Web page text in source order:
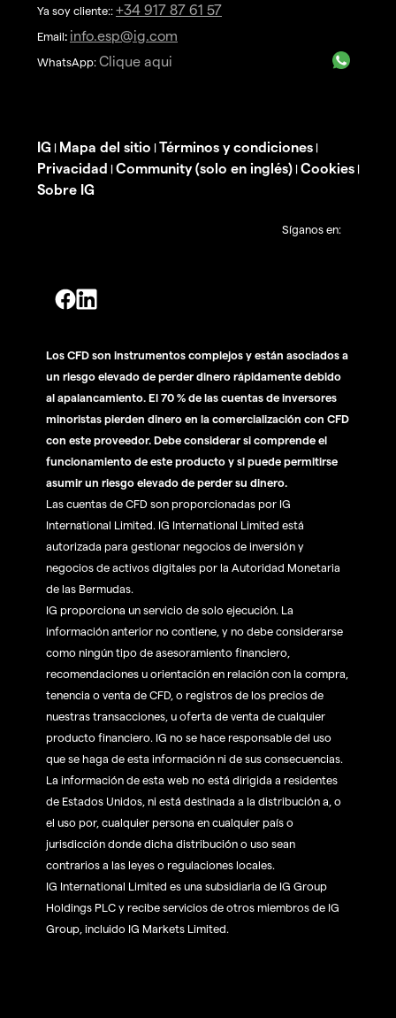
Ya soy cliente:: +34 917 87 61 57
Email: info.esp@ig.com
WhatsApp: Clique aqui
IG | Mapa del sitio | Términos y condiciones |
Privacidad | Community (solo en inglés) | Cookies |
Sobre IG
Síganos en:
Los CFD son instrumentos complejos y están asociados a
un riesgo elevado de perder dinero rápidamente debido
al apalancamiento. El 70 % de las cuentas de inversores
minoristas pierden dinero en la comercialización con CFD
con este proveedor. Debe considerar si comprende el
funcionamiento de este producto y si puede permitirse
asumir un riesgo elevado de perder su dinero.
Las cuentas de CFD son proporcionadas por IG
International Limited. IG International Limited está
autorizada para gestionar negocios de inversión y
negocios de activos digitales por la Autoridad Monetaria
de las Bermudas.
IG proporciona un servicio de solo ejecución. La
información anterior no contiene, y no debe considerarse
como ningún tipo de asesoramiento financiero,
recomendaciones u orientación en relación con la compra,
tenencia o venta de CFD, o registros de los precios de
nuestras transacciones, u oferta de venta de cualquier
producto financiero. IG no se hace responsable del uso
que se haga de esta información ni de sus consecuencias.
La información de esta web no está dirigida a residentes
de Estados Unidos, ni está destinada a la distribución a, o
el uso por, cualquier persona en cualquier país o
jurisdicción donde dicha distribución o uso sean
contrarios a las leyes o regulaciones locales.
IG International Limited es una subsidiaria de IG Group
Holdings PLC y recibe servicios de otros miembros de IG
Group, incluido IG Markets Limited.